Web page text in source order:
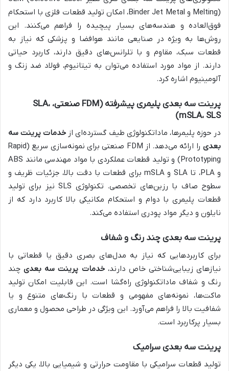
Melting) و Binder Jet Metal، امکان تولید قطعات فلزی با استحکام
فوق‌العاده و هندسه‌های بسیار پیچیده را فراهم می‌کنند. این
روش‌ها به ویژه در صنایعی مانند هوافضا و پزشکی که نیاز به
قطعات سبک، مقاوم و با تلرانس‌های دقیق دارند، کاربرد حیاتی
دارند. از مواد مورد استفاده می‌توان به تیتانیوم، فولاد ضد زنگ و
آلومینیوم اشاره کرد.
پرینت سه بعدی پلیمری پیشرفته (FDM صنعتی، SLA،
mSLA، SLS)
در حوزه پلیمرها، ماداتکنولوژی طیف گسترده‌ای از خدمات پرینت سه
بعدی
را ارائه می‌دهد. از FDM صنعتی برای نمونه‌سازی سریع (Rapid
Prototyping) و تولید قطعات عملکردی با مواد مهندسی مانند ABS
و PLA، تا SLA و mSLA برای قطعات با دقت بالا، جزئیات ظریف و
سطوح صاف با رزین‌های تخصصی. تکنولوژی SLS نیز برای تولید
قطعات پلیمری با دوام و استحکام مکانیکی بالا کاربرد دارد که از
نایلون و دیگر مواد پودری استفاده می‌کند.
پرینت سه بعدی چند رنگ و شفاف
برای کاربردهایی که نیاز به مدل‌های بصری دقیق یا قطعاتی با
نیازهای زیبایی‌شناختی خاص دارند،خدمات پرینت سه بعدیچند
رنگ و شفاف ماداتکنولوژی راه‌گشا است. این قابلیت امکان تولید
ماکت‌ها، نمونه‌های مفهومی و قطعات با رنگ‌های متنوع و یا
شفافیت بالا را فراهم می‌آورد. این ویژگی در طراحی محصول و معماری
بسیار پرکاربرد است.
پرینت سه بعدی سرامیک
تولید قطعات سرامیکی با مقاومت حرارتی و شیمیایی بالا، یکی دیگر